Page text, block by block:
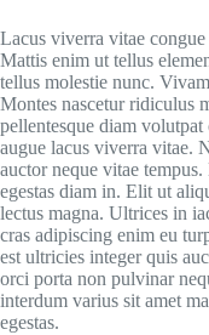
Lacus viverra vitae
Mattis enim ut tellus
tellus molestie nunc.
Montes nascetur ridiculus
pellentesque diam
augue lacus viverra vitae.
auctor neque vitae
egestas diam in. Elit ut
lectus magna. Ultrices in
cras adipiscing enim eu
est ultricies integer quis
orci porta non pulvinar
interdum varius sit amet
egestas.